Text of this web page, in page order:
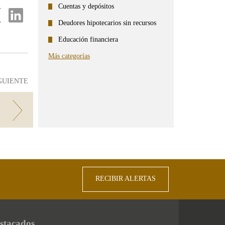
Compartir
en
Cuentas y depósitos
Deudores hipotecarios sin recursos
Educación financiera
Más categorías
RECIBIR ALERTAS